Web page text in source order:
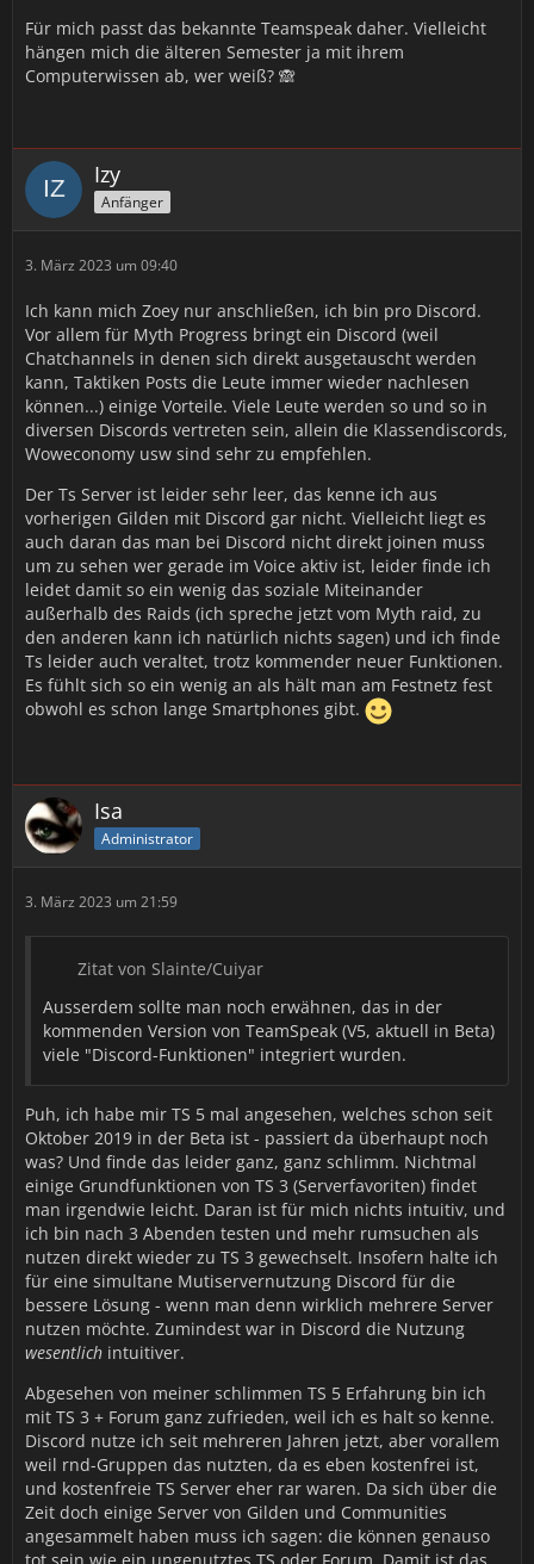
Für mich passt das bekannte Teamspeak daher. Vielleicht
hängen mich die älteren Semester ja mit ihrem
Computerwissen ab, wer weiß? 🙈
Izy
Anfänger
3. März 2023 um 09:40
Ich kann mich Zoey nur anschließen, ich bin pro Discord.
Vor allem für Myth Progress bringt ein Discord (weil
Chatchannels in denen sich direkt ausgetauscht werden
kann, Taktiken Posts die Leute immer wieder nachlesen
können...) einige Vorteile. Viele Leute werden so und so in
diversen Discords vertreten sein, allein die Klassendiscords,
Woweconomy usw sind sehr zu empfehlen.
Der Ts Server ist leider sehr leer, das kenne ich aus
vorherigen Gilden mit Discord gar nicht. Vielleicht liegt es
auch daran das man bei Discord nicht direkt joinen muss
um zu sehen wer gerade im Voice aktiv ist, leider finde ich
leidet damit so ein wenig das soziale Miteinander
außerhalb des Raids (ich spreche jetzt vom Myth raid, zu
den anderen kann ich natürlich nichts sagen) und ich finde
Ts leider auch veraltet, trotz kommender neuer Funktionen.
Es fühlt sich so ein wenig an als hält man am Festnetz fest
obwohl es schon lange Smartphones gibt.
Isa
Administrator
3. März 2023 um 21:59
Zitat von Slainte/Cuiyar
Ausserdem sollte man noch erwähnen, das in der
kommenden Version von TeamSpeak (V5, aktuell in Beta)
viele "Discord-Funktionen" integriert wurden.
Puh, ich habe mir TS 5 mal angesehen, welches schon seit
Oktober 2019 in der Beta ist - passiert da überhaupt noch
was? Und finde das leider ganz, ganz schlimm. Nichtmal
einige Grundfunktionen von TS 3 (Serverfavoriten) findet
man irgendwie leicht. Daran ist für mich nichts intuitiv, und
ich bin nach 3 Abenden testen und mehr rumsuchen als
nutzen direkt wieder zu TS 3 gewechselt. Insofern halte ich
für eine simultane Mutiservernutzung Discord für die
bessere Lösung - wenn man denn wirklich mehrere Server
nutzen möchte. Zumindest war in Discord die Nutzung
wesentlich intuitiver.
Abgesehen von meiner schlimmen TS 5 Erfahrung bin ich
mit TS 3 + Forum ganz zufrieden, weil ich es halt so kenne.
Discord nutze ich seit mehreren Jahren jetzt, aber vorallem
weil rnd-Gruppen das nutzten, da es eben kostenfrei ist,
und kostenfreie TS Server eher rar waren. Da sich über die
Zeit doch einige Server von Gilden und Communities
angesammelt haben muss ich sagen: die können genauso